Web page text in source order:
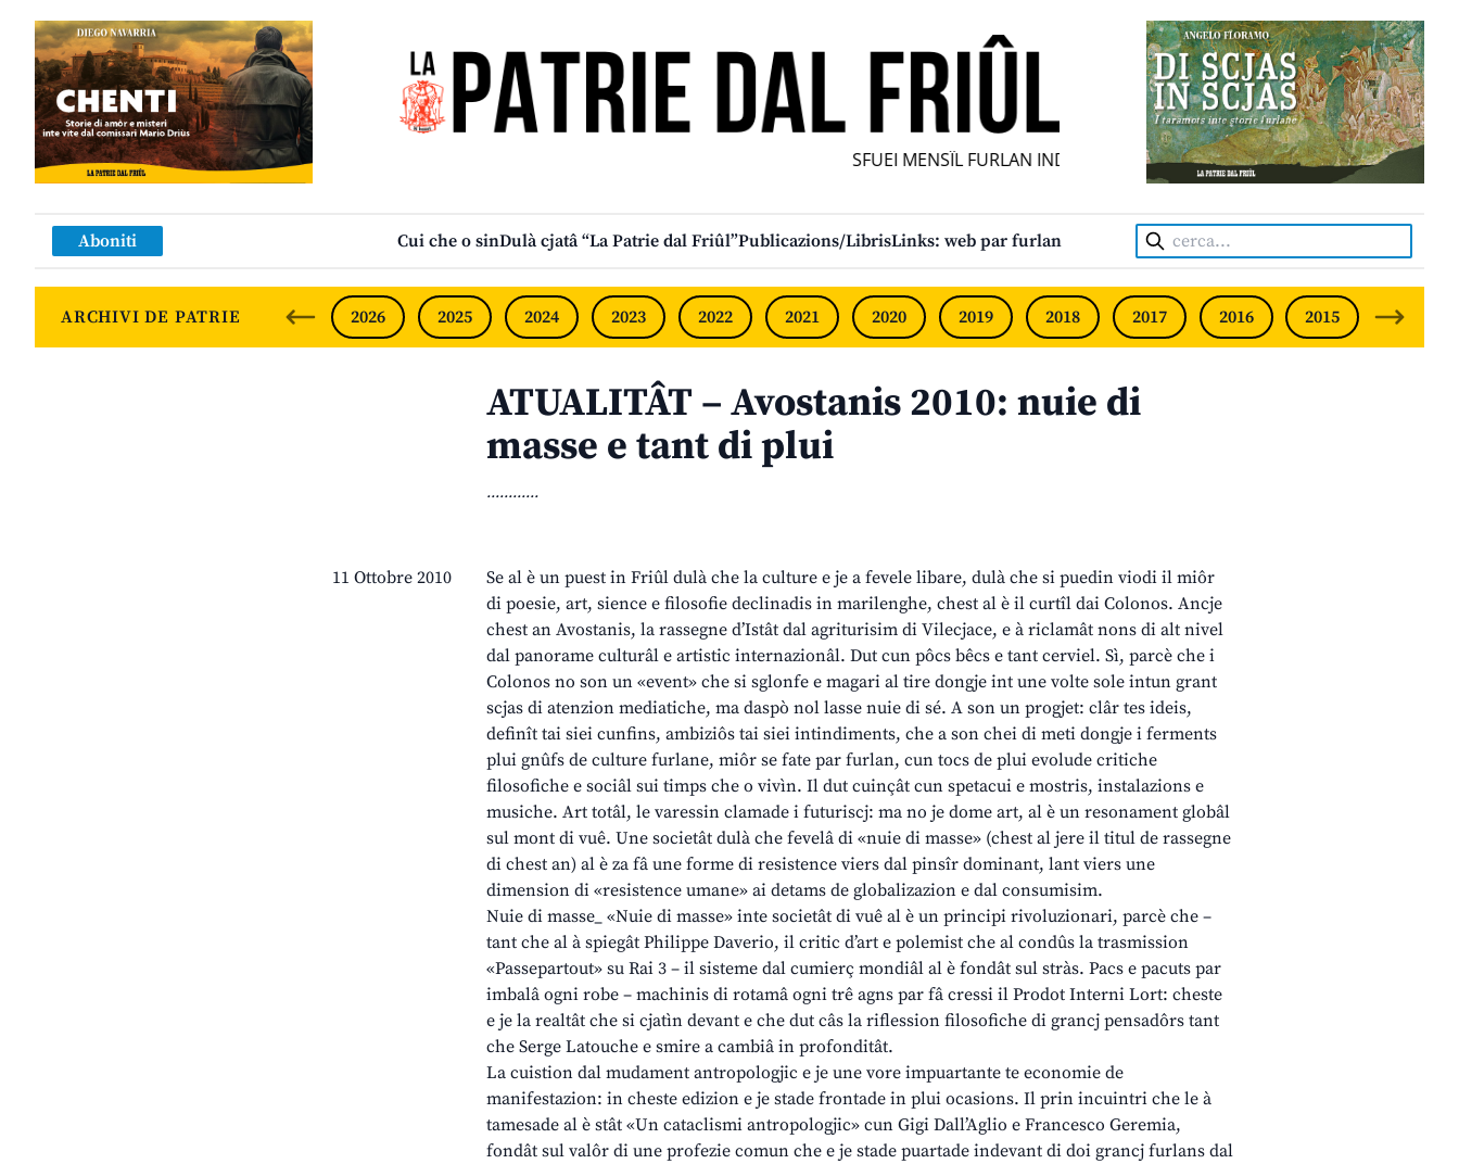
SFUEI MENSÎL FURLAN INDIPENDENT • INDEPENDENT FRIULIAN MONTHLY •
Aboniti Cui che o sinDulà cjatâ “La Patrie dal Friûl”Publicazions/LibrisLinks: web par furlan Cerca:
ARCHIVI DE PATRIE 2026 2025 2024 2023 2022 2021 2020 2019 2018 2017 2016 2015 2014
ATUALITÂT – Avostanis 2010: nuie di
masse e tant di plui
............
11 Ottobre 2010
Se al è un puest in Friûl dulà che la culture e je a fevele libare, dulà che si puedin viodi il miôr
di poesie, art, sience e filosofie declinadis in marilenghe, chest al è il curtîl dai Colonos. Ancje
chest an Avostanis, la rassegne d’Istât dal agriturisim di Vilecjace, e à riclamât nons di alt nivel
dal panorame culturâl e artistic internazionâl. Dut cun pôcs bêcs e tant cerviel. Sì, parcè che i
Colonos no son un «event» che si sglonfe e magari al tire dongje int une volte sole intun grant
scjas di atenzion mediatiche, ma daspò nol lasse nuie di sé. A son un progjet: clâr tes ideis,
definît tai siei cunfins, ambiziôs tai siei intindiments, che a son chei di meti dongje i ferments
plui gnûfs de culture furlane, miôr se fate par furlan, cun tocs de plui evolude critiche
filosofiche e sociâl sui timps che o vivìn. Il dut cuinçât cun spetacui e mostris, instalazions e
musiche. Art totâl, le varessin clamade i futuriscj: ma no je dome art, al è un resonament globâl
sul mont di vuê. Une societât dulà che fevelâ di «nuie di masse» (chest al jere il titul de rassegne
di chest an) al è za fâ une forme di resistence viers dal pinsîr dominant, lant viers une
dimension di «resistence umane» ai detams de globalizazion e dal consumisim.
Nuie di masse_ «Nuie di masse» inte societât di vuê al è un principi rivoluzionari, parcè che –
tant che al à spiegât Philippe Daverio, il critic d’art e polemist che al condûs la trasmission
«Passepartout» su Rai 3 – il sisteme dal cumierç mondiâl al è fondât sul stràs. Pacs e pacuts par
imbalâ ogni robe – machinis di rotamâ ogni trê agns par fâ cressi il Prodot Interni Lort: cheste
e je la realtât che si cjatìn devant e che dut câs la riflession filosofiche di grancj pensadôrs tant
che Serge Latouche e smire a cambiâ in profonditât.
La cuistion dal mudament antropologjic e je une vore impuartante te economie de
manifestazion: in cheste edizion e je stade frontade in plui ocasions. Il prin incuintri che le à
tamesade al è stât «Un cataclismi antropologjic» cun Gigi Dall’Aglio e Francesco Geremia,
fondât sul valôr di une profezie comun che e je stade puartade indevant di doi grancj furlans dal